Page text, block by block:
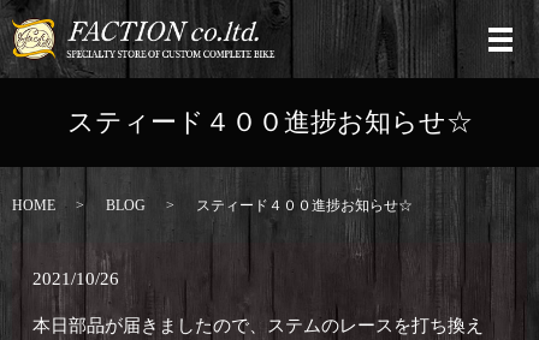
スティード４００進捗お知らせ☆
HOME BLOG スティード４００進捗お知らせ☆
2021/10/26
本日部品が届きましたので、ステムのレースを打ち換え